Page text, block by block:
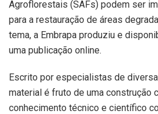
Agroflorestais (SAFs) podem ser
para a restauração de áreas
tema, a Embrapa produziu e
uma publicação online.
Escrito por especialistas de
material é fruto de uma construção
conhecimento técnico e científico